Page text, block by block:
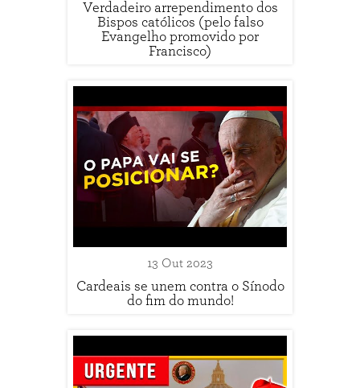
Verdadeiro arrependimento dos
Bispos católicos (pelo falso
Evangelho promovido por
Francisco)
13 Out 2023
Cardeais se unem contra o Sínodo
do fim do mundo!